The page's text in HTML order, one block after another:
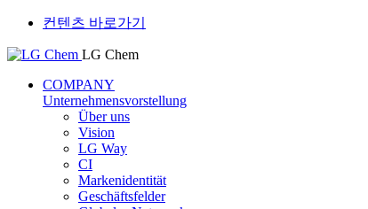
컨텐츠 바로가기
LG Chem
COMPANY
Unternehmensvorstellung
Über uns
Vision
LG Way
CI
Markenidentität
Geschäftsfelder